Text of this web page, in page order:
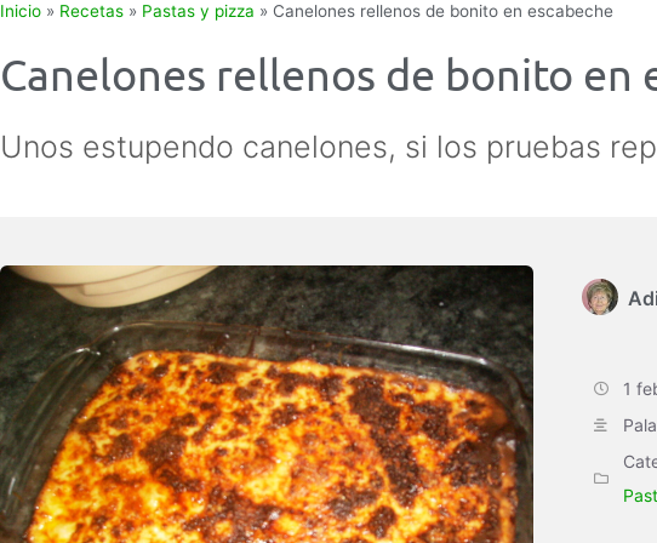
Inicio » Recetas » Pastas y pizza » Canelones rellenos de bonito en escabeche
Canelones rellenos de bonito en
Unos estupendo canelones, si los pruebas
1